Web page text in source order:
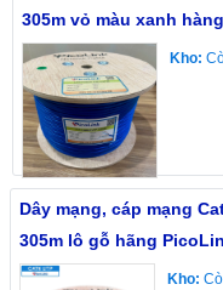
305m vỏ màu xanh
Kho:
Dây mạng, cáp mạng
305m lô gỗ hãng
Kho: